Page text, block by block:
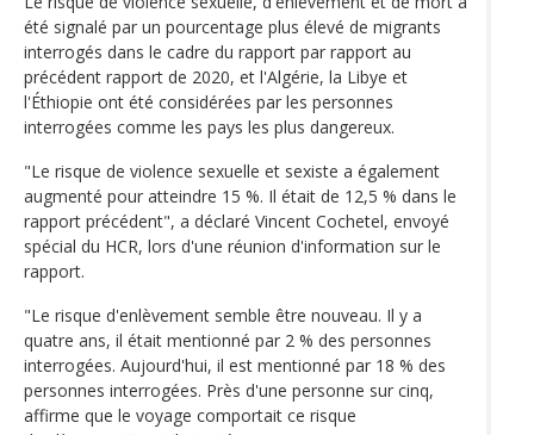
été signalé par un pourcentage plus élevé de migrants
interrogés dans le cadre du rapport par rapport au
précédent rapport de 2020, et l'Algérie, la Libye et
l'Éthiopie ont été considérées par les personnes
interrogées comme les pays les plus dangereux.
"Le risque de violence sexuelle et sexiste a également
augmenté pour atteindre 15 %. Il était de 12,5 % dans le
rapport précédent", a déclaré Vincent Cochetel, envoyé
spécial du HCR, lors d'une réunion d'information sur le
rapport.
"Le risque d'enlèvement semble être nouveau. Il y a
quatre ans, il était mentionné par 2 % des personnes
interrogées. Aujourd'hui, il est mentionné par 18 % des
personnes interrogées. Près d'une personne sur cinq,
affirme que le voyage comportait ce risque